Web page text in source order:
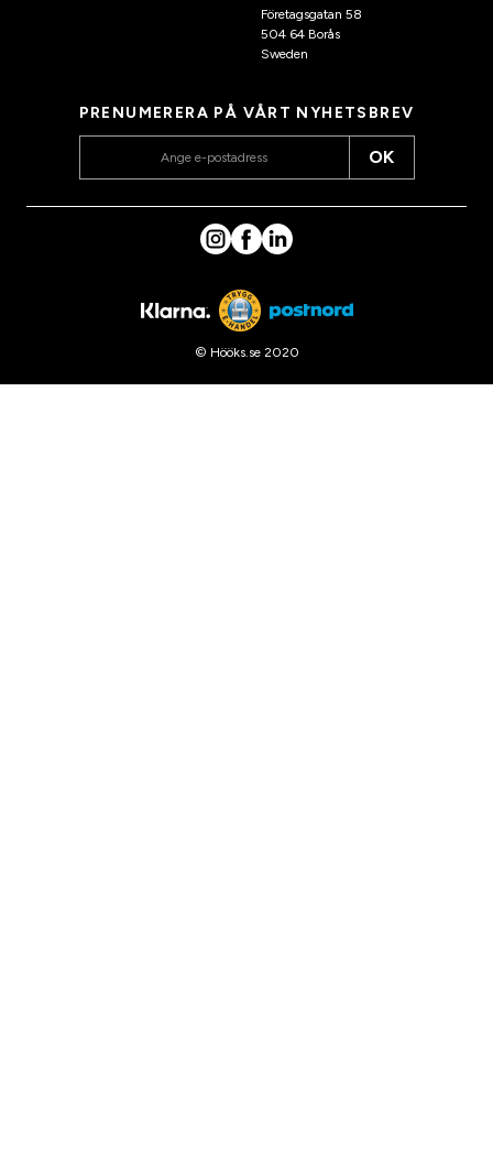
Företagsgatan 58
504 64 Borås
Sweden
PRENUMERERA PÅ VÅRT NYHETSBREV
OK
© Hööks.se 2020